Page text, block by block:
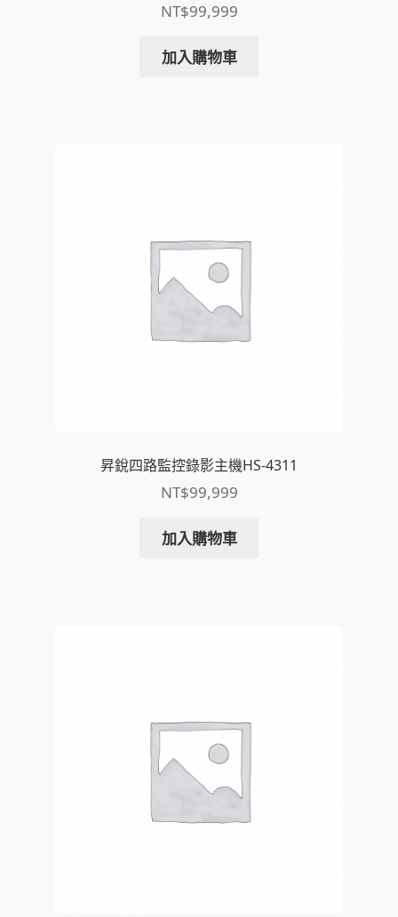
防盜保全-安防設備
昇銳電子(HI SHARP)智慧科技
監視器 信和 TBC 固定IP
迅時數位網路電話總機
IP-PBX 租賃 借測 (雲端總機)
NT$99,999
加入購物車
昇銳四路監控錄影主機HS-4311
NT$99,999
加入購物車